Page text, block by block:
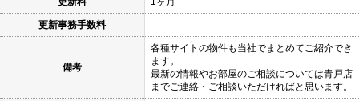
更新事務手数料
備考
各種サイトの物件も当社でまとめてご紹介でき
ます。
最新の情報やお部屋のご相談については青戸店
までご連絡・ご相談いただければと思います。